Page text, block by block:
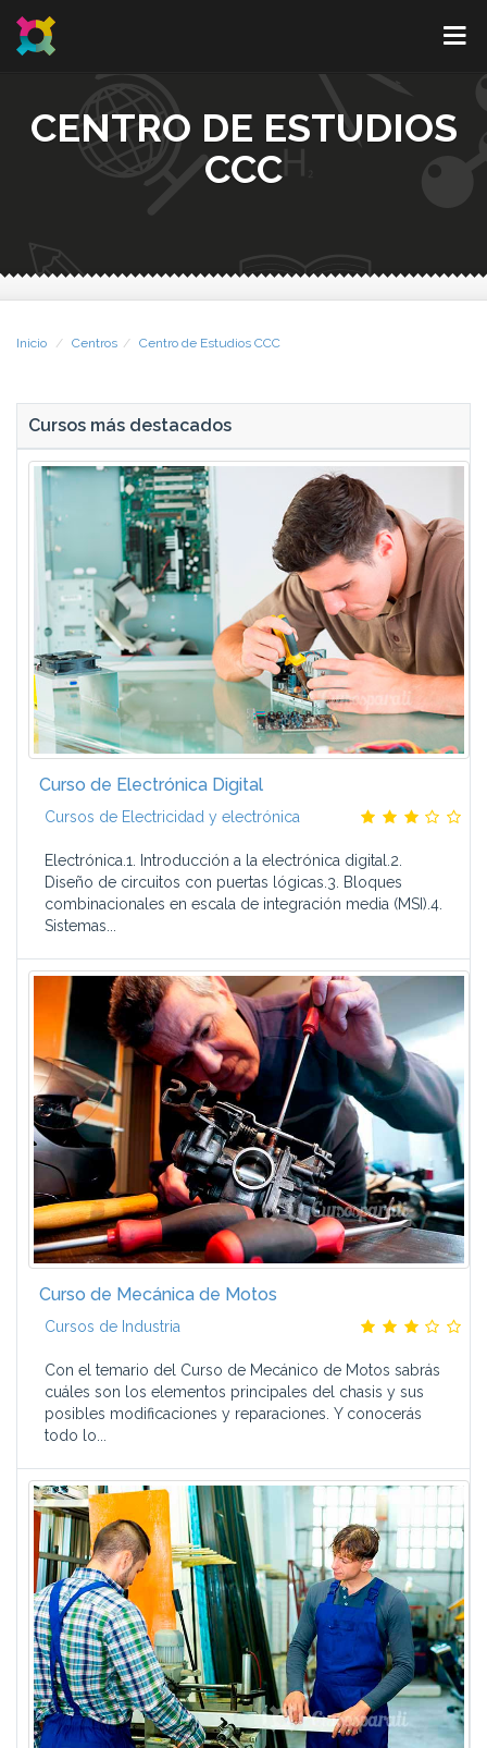
CENTRO DE ESTUDIOS
CCC
Inicio Centros Centro de Estudios CCC
Cursos más destacados
Curso de Electrónica Digital
Cursos de Electricidad y electrónica
Electrónica.1. Introducción a la electrónica digital.2.
Diseño de circuitos con puertas lógicas.3. Bloques
combinacionales en escala de integración media (MSI).4.
Sistemas...
Curso de Mecánica de Motos
Cursos de Industria
Con el temario del Curso de Mecánico de Motos sabrás
cuáles son los elementos principales del chasis y sus
posibles modificaciones y reparaciones. Y conocerás
todo lo...